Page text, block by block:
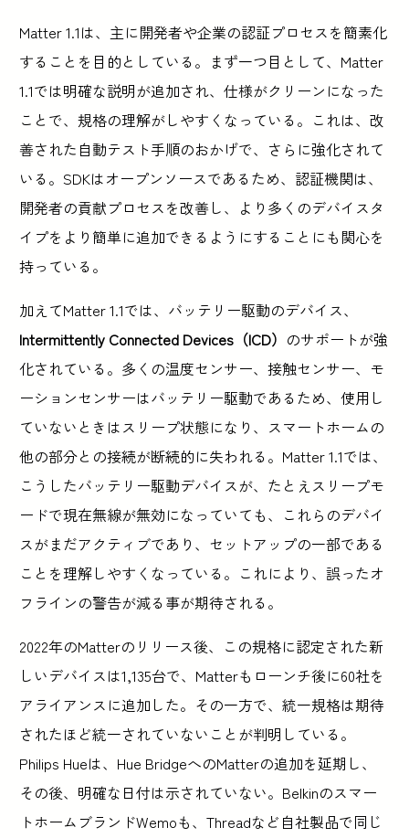
Matter 1.1は、主に開発者や企業の認証プロセスを簡素化
することを目的としている。まず一つ目として、Matter
1.1では明確な説明が追加され、仕様がクリーンになった
ことで、規格の理解がしやすくなっている。これは、改
善された自動テスト手順のおかげで、さらに強化されて
いる。SDKはオープンソースであるため、認証機関は、
開発者の貢献プロセスを改善し、より多くのデバイスタ
イプをより簡単に追加できるようにすることにも関心を
持っている。
加えてMatter 1.1では、バッテリー駆動のデバイス、
Intermittently Connected Devices（ICD） のサポートが強
化されている。多くの温度センサー、接触センサー、モ
ーションセンサーはバッテリー駆動であるため、使用し
ていないときはスリープ状態になり、スマートホームの
他の部分との接続が断続的に失われる。Matter 1.1では、
こうしたバッテリー駆動デバイスが、たとえスリープモ
ードで現在無線が無効になっていても、これらのデバイ
スがまだアクティブであり、セットアップの一部である
ことを理解しやすくなっている。これにより、誤ったオ
フラインの警告が減る事が期待される。
2022年のMatterのリリース後、この規格に認定された新
しいデバイスは1,135台で、Matterもローンチ後に60社を
アライアンスに追加した。その一方で、統一規格は期待
されたほど統一されていないことが判明している。
Philips Hueは、Hue BridgeへのMatterの追加を延期し、
その後、明確な日付は示されていない。Belkinのスマー
トホームブランドWemoも、Threadなど自社製品で同じ